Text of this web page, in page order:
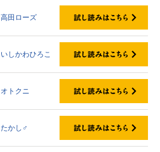
高田ローズ
いしかわひろこ
オトクニ
たかし♂